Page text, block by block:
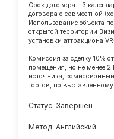
Срок договора – 3
договора о совместной
Использование объекта
открытой территории
установки аттракциона
Комиссия за сделку 10%
помещения, но не менее 2
источника,
торгов, по выставленному
Статус: Завершен
Метод: Английский